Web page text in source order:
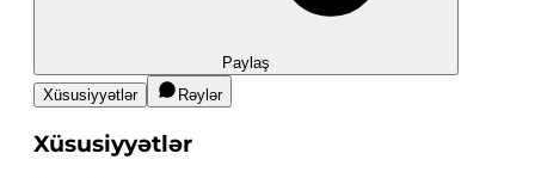
Paylaş
Xüsusiyyətlər
Rəylər
Xüsusiyyətlər